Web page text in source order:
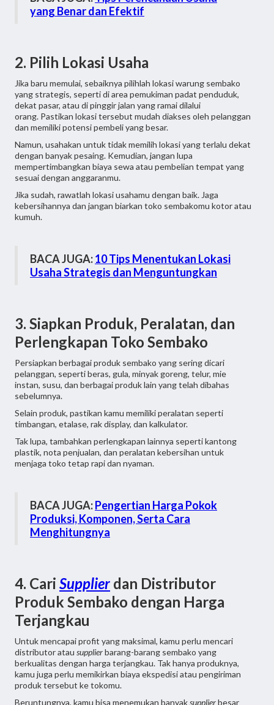
yang Benar dan Efektif
2. Pilih Lokasi Usaha
Jika baru memulai, sebaiknya pilihlah lokasi warung sembako
yang strategis, seperti di area pemukiman padat penduduk,
dekat pasar, atau di pinggir jalan yang ramai dilalui
orang. Pastikan lokasi tersebut mudah diakses oleh pelanggan
dan memiliki potensi pembeli yang besar.
Namun, usahakan untuk tidak memilih lokasi yang terlalu dekat
dengan banyak pesaing. Kemudian, jangan lupa
mempertimbangkan biaya sewa atau pembelian tempat yang
sesuai dengan anggaranmu.
Jika sudah, rawatlah lokasi usahamu dengan baik. Jaga
kebersihannya dan jangan biarkan toko sembakomu kotor atau
kumuh.
BACA JUGA:10 Tips Menentukan Lokasi
Usaha Strategis dan Menguntungkan
3. Siapkan Produk, Peralatan, dan
Perlengkapan Toko Sembako
Persiapkan berbagai produk sembako yang sering dicari
pelanggan, seperti beras, gula, minyak goreng, telur, mie
instan, susu, dan berbagai produk lain yang telah dibahas
sebelumnya.
Selain produk, pastikan kamu memiliki peralatan seperti
timbangan, etalase, rak display, dan kalkulator.
Tak lupa, tambahkan perlengkapan lainnya seperti kantong
plastik, nota penjualan, dan peralatan kebersihan untuk
menjaga toko tetap rapi dan nyaman.
BACA JUGA:Pengertian Harga Pokok
Produksi, Komponen, Serta Cara
Menghitungnya
4. Cari Supplier dan Distributor
Produk Sembako dengan Harga
Terjangkau
Untuk mencapai profit yang maksimal, kamu perlu mencari
distributor atau supplierbarang-barang sembako yang
berkualitas dengan harga terjangkau. Tak hanya produknya,
kamu juga perlu memikirkan biaya ekspedisi atau pengiriman
produk tersebut ke tokomu.
Beruntungnya, kamu bisa menemukan banyaksupplierbesar